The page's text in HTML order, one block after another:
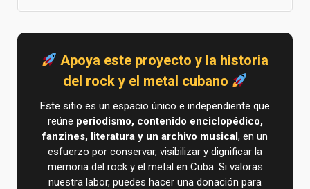
Apoya este proyecto y la historia
del rock y el metal cubano
Este sitio es un espacio único e independiente que
reúne periodismo, contenido enciclopédico,
fanzines, literatura y un archivo musical, en un
esfuerzo por conservar, visibilizar y dignificar la
memoria del rock y el metal en Cuba. Si valoras
nuestra labor, puedes hacer una donación para